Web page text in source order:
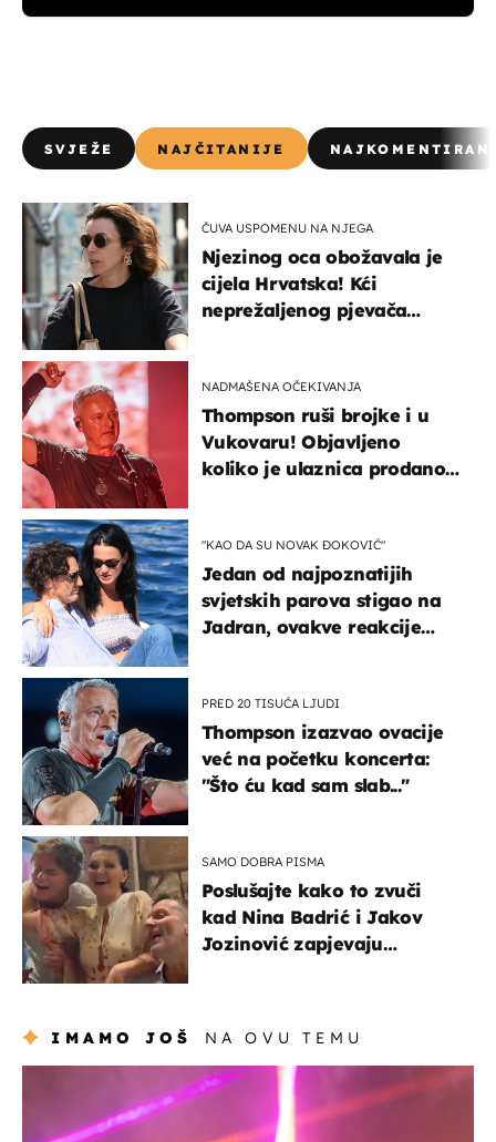
SVJEŽE NAJČITANIJE
ČUVA USPOMENU NA NJEGA
Njezinog oca obožavala je
cijela Hrvatska! Kći
neprežaljenog pjevača
NADMAŠENA OČEKIVANJA
Thompson ruši brojke i u
Vukovaru! Objavljeno
koliko je ulaznica prodano
"KAO DA SU NOVAK ĐOKOVIĆ"
Jedan od najpoznatijih
svjetskih parova stigao na
Jadran, ovakve reakcije
PRED 20 TISUĆA LJUDI
Thompson izazvao ovacije
već na početku koncerta:
"Što ću kad sam slab..."
SAMO DOBRA PISMA
Poslušajte kako to zvuči
kad Nina Badrić i Jakov
Jozinović zapjevaju
IMAMO JOŠ NA OVU TEMU